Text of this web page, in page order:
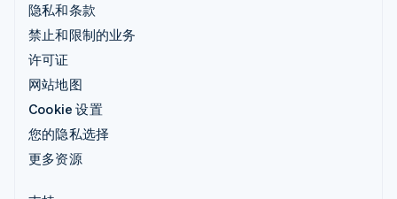
隐私和条款
禁止和限制的业务
许可证
网站地图
Cookie 设置
您的隐私选择
更多资源